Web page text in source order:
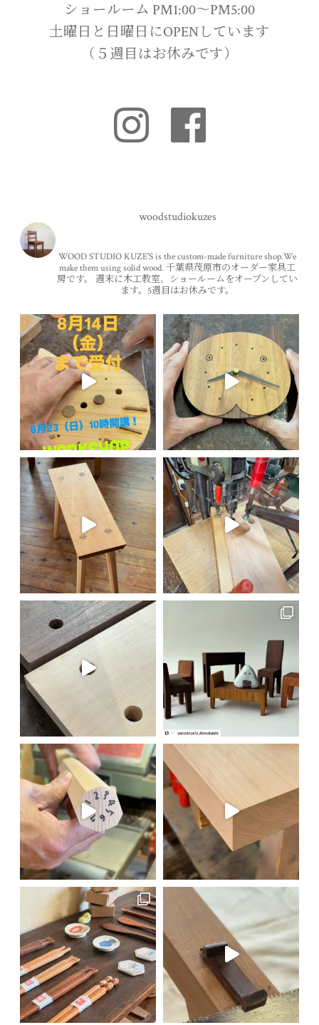
ショールーム PM1:00〜PM5:00
土曜日と日曜日にOPENしています
（５週目はお休みです）
woodstudiokuzes
WOOD STUDIO KUZE'S is the custom-made furniture shop.We
make them using solid wood. 千葉県茂原市のオーダー家具工
房です。
週末に木工教室、ショールームをオープンしてい
ます。5週目はお休みです。